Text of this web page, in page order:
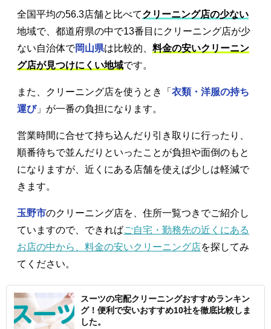
全国平均の56.3店舗と比べてクリーニング店の少ない
地域で、都道府県の中で13番目にクリーニング店が少
ない自治体で岡山県は比較的、 料金の安いクリーニン
グ店が見つけにくい地域です。
また、クリーニング店を使うとき「 衣類・洋服の持ち
運び」が一番の負担になります。
営業時間に合せて持ち込んだり引き取りに行ったり、
順番待ちで並んだりといったことが負担や面倒のもと
になりますが、近くにある店舗を使えば少しは軽減で
きます。
玉野市のクリーニング店を、住所一覧つきでご紹介し
ていますので、できればご自宅・勤務先の近くにある
お店の中から、料金の安いクリーニング店を探してみ
てください。
スーツの宅配クリーニングおすすめランキン
グ！便利で安いおすすめ10社を徹底比較しま
した。